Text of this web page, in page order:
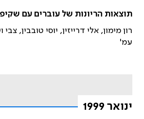
תוצאות הריונות של עוברים עם שקיפות
רון מימון, אלי דרייזין, יוסי טובבין,
עמ'
ינואר 1999